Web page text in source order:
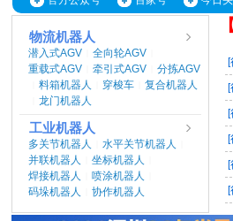
物流机器人
潜入式AGV 全向轮AGV
重载式AGV 牵引式AGV 分拣AGV
料箱机器人 穿梭车 复合机器人
龙门机器人
工业机器人
多关节机器人 水平关节机器人
并联机器人 坐标机器人
焊接机器人 喷涂机器人
码垛机器人 协作机器人